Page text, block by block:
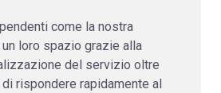
come la nostra
loro spazio grazie alla
del servizio oltre
rispondere rapidamente al